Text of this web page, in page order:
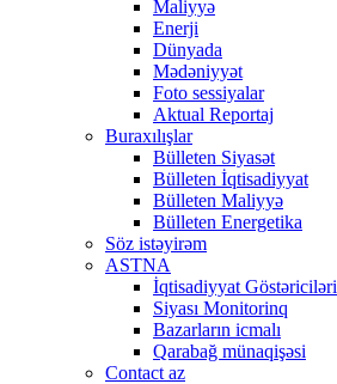
Maliyyə
Enerji
Dünyada
Mədəniyyət
Foto sessiyalar
Aktual Reportaj
Buraxılışlar
Bülleten Siyasət
Bülleten İqtisadiyyat
Bülleten Maliyyə
Bülleten Energetika
Söz istəyirəm
ASTNA
İqtisadiyyat Göstəriciləri
Siyası Monitorinq
Bazarların icmalı
Qarabağ münaqişəsi
Contact az